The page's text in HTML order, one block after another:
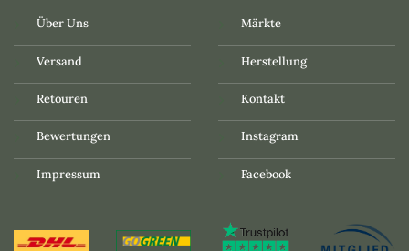
Über Uns
Versand
Retouren
Bewertungen
Impressum
Märkte
Herstellung
Kontakt
Instagram
Facebook